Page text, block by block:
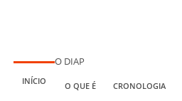
INÍCIO
O DIAP
O QUE É CRONOLOGIA